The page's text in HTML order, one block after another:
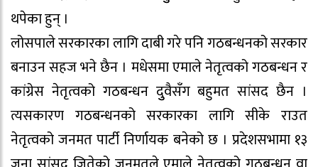
थपेका हुन् ।
लोसपाले सरकारका लागि दाबी गरे पनि गठबन्धनको सरकार
बनाउन सहज भने छैन । मधेसमा एमाले नेतृत्वको गठबन्धन र
कांग्रेस नेतृत्वको गठबन्धन दुुवैसँग बहुमत सांसद छैन ।
त्यसकारण गठबन्धनको सरकारका लागि सीके राउत
नेतृत्वको जनमत पार्टी निर्णायक बनेको छ । प्रदेशसभामा १३